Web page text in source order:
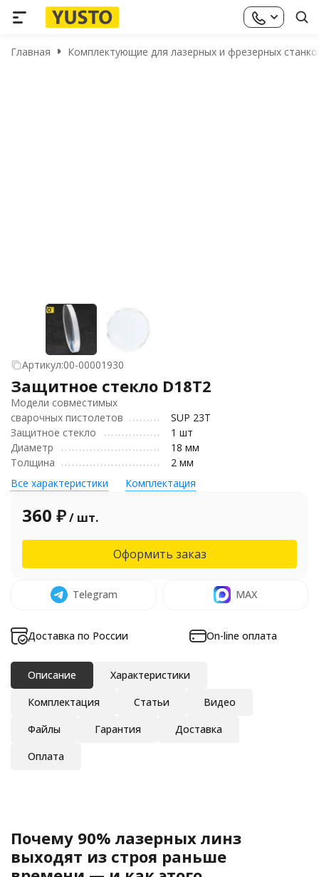
Главная Комплектующие для лазерных и фрезерных
Артикул:00-00001930
Защитное стекло D18T2
Модели совместимых
сварочных пистолетов
SUP 23T
Защитное стекло
1 шт
Диаметр
18 мм
Толщина
2 мм
Все характеристики
Комплектация
360 ₽/ шт.
Оформить заказ
Telegram MAX
Доставка по России On-line оплата
Описание
Характеристики
Комплектация
Статьи
Видео
Файлы
Гарантия
Доставка
Оплата
Почему 90% лазерных линз
выходят из строя раньше